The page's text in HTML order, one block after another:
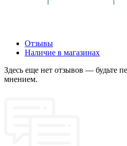
Отзывы
Наличие в магазинах
Здесь еще нет отзывов — будьте
мнением.